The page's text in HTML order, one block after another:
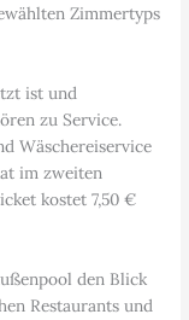
Zimmertyps
ist und
zu Service.
Wäschereiservice
im zweiten
kostet 7,50 €
den Blick
Restaurants und